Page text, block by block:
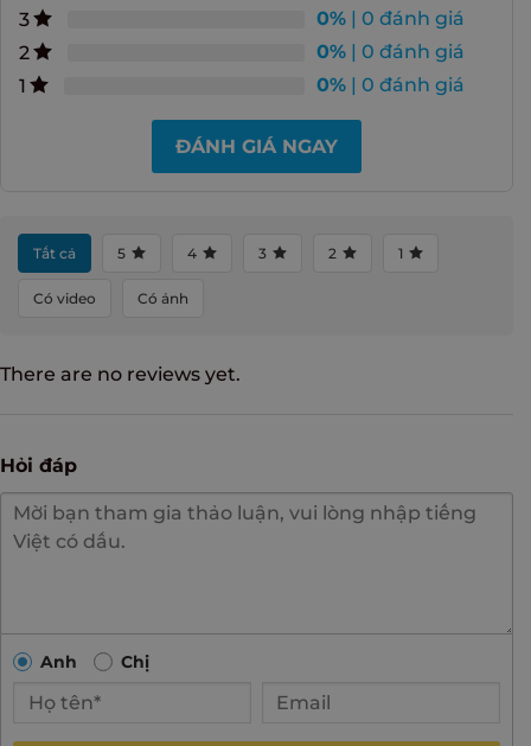
3
0% | 0 đánh giá
2
0% | 0 đánh giá
1
0% | 0 đánh giá
ĐÁNH GIÁ NGAY
Tất cả 5 4 3 2 1
Có video Có ảnh
There are no reviews yet.
Hỏi đáp
Anh Chị